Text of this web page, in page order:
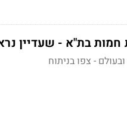
צפו בניתוח